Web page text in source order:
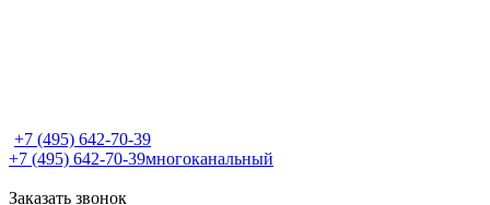
+7 (495) 642-70-39
+7 (495) 642-70-39многоканальный
Заказать звонок